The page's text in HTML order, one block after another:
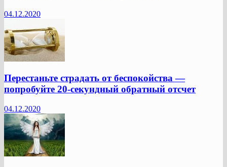
04.12.2020
Перестаньте страдать от беспокойства —
попробуйте 20-секундный обратный отсчет
04.12.2020